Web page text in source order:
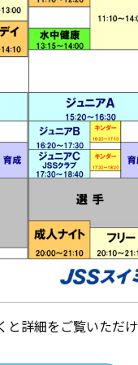
詳細をご覧いただ